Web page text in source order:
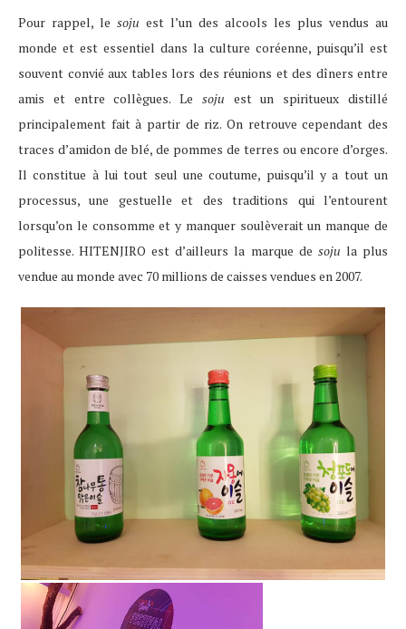
Pour rappel, le soju est l’un des alcools les plus vendus au
monde et est essentiel dans la culture coréenne, puisqu’il est
souvent convié aux tables lors des réunions et des dîners entre
amis et entre collègues. Le soju est un spiritueux distillé
principalement fait à partir de riz. On retrouve cependant des
traces d’amidon de blé, de pommes de terres ou encore d’orges.
Il constitue à lui tout seul une coutume, puisqu’il y a tout un
processus, une gestuelle et des traditions qui l’entourent
lorsqu’on le consomme et y manquer soulèverait un manque de
politesse. HITENJIRO est d’ailleurs la marque de soju la plus
vendue au monde avec 70 millions de caisses vendues en 2007.